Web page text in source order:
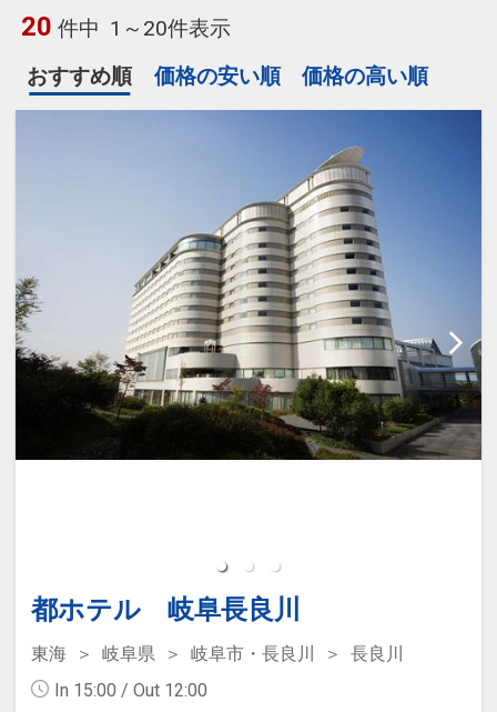
20 件中 1～20件表示
おすすめ順
価格の安い順 価格の高い順
都ホテル 岐阜長良川
東海 岐阜県 岐阜市・長良川
長良川
In 15:00 / Out 12:00